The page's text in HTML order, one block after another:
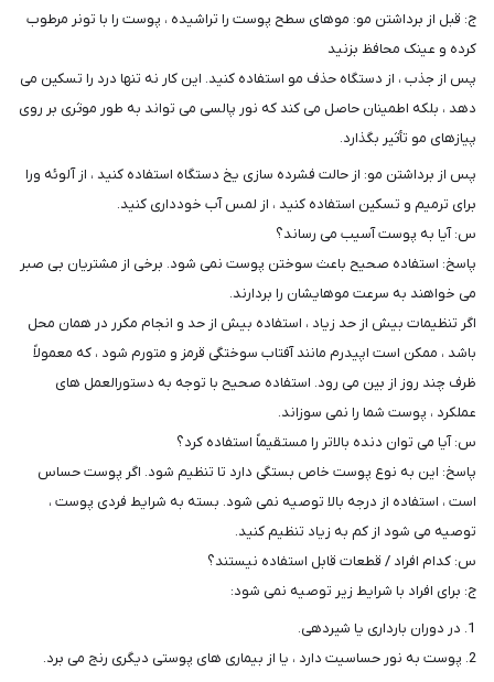
صبر
و
عزیزان
🌹
"دریافت
کدرهگیری
پستی(کلیک
کنید)
ج: قبل از برداشتن مو: موهای سطح پوست را تراشیده ، پوست را با تونر مرطوب
کرده و عینک محافظ بزنید
پس از جذب ، از دستگاه حذف مو استفاده کنید. این کار نه تنها درد را تسکین می
دهد ، بلکه اطمینان حاصل می کند که نور پالسی می تواند به طور موثری بر روی
پیازهای مو تأثیر بگذارد.
پس از برداشتن مو: از حالت فشرده سازی یخ دستگاه استفاده کنید ، از آلوئه ورا
برای ترمیم و تسکین استفاده کنید ، از لمس آب خودداری کنید.
س: آیا به پوست آسیب می رساند؟
پاسخ: استفاده صحیح باعث سوختن پوست نمی شود. برخی از مشتریان بی صبر
می خواهند به سرعت موهایشان را بردارند.
اگر تنظیمات بیش از حد زیاد ، استفاده بیش از حد و انجام مکرر در همان محل
باشد ، ممکن است اپیدرم مانند آفتاب سوختگی قرمز و متورم شود ، که معمولاً
ظرف چند روز از بین می رود. استفاده صحیح با توجه به دستورالعمل های
عملکرد ، پوست شما را نمی سوزاند.
س: آیا می توان دنده بالاتر را مستقیماً استفاده کرد؟
پاسخ: این به نوع پوست خاص بستگی دارد تا تنظیم شود. اگر پوست حساس
است ، استفاده از درجه بالا توصیه نمی شود. بسته به شرایط فردی پوست ،
توصیه می شود از کم به زیاد تنظیم کنید.
س: کدام افراد / قطعات قابل استفاده نیستند؟
ج: برای افراد با شرایط زیر توصیه نمی شود:
2. پوست به نور حساسیت دارد ، یا از بیماری های پوستی دیگری رنج می برد.